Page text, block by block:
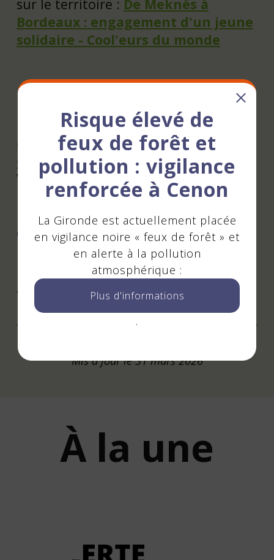
sur le territoire : De Meknès à
Bordeaux : engagement d'un jeune
solidaire - Cool'eurs du monde
Dans le cadre duprojet PAINCO
(Projet d’Assainissement Intégré
Cenon-Ouakam)
, deux
Volontaires de Solidarité
Internationale (VSI) sont déployés.
L’objectif : améliorer durablement le
cadre de vie en agissant sur
l’assainissement, la gestion de l’eau,
l’hygiène menstruelle et la
gouvernance locale.
Mis à jour le 31 mars 2026
À la une
Risque élevé de
feux de forêt et
pollution : vigilance
renforcée à Cenon
La Gironde est actuellement placée
en vigilance noire « feux de forêt » et
en alerte à la pollution
atmosphérique :
Plus d'informations
.